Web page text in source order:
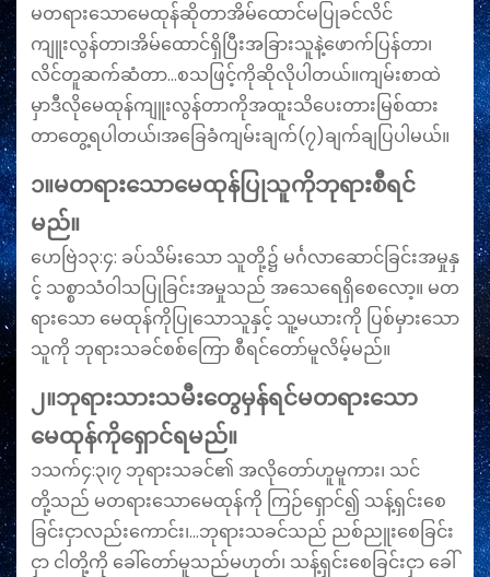
မတရားသောမေထုန်ဆိုတာအိမ်ထောင်မပြုခင်လိင်
ကျူးလွန်တာ၊အိမ်‌ထောင်ရှိပြီးအခြားသူနဲ့ဖောက်ပြန်တာ၊
လိင်တူဆက်ဆံတာ…စသဖြင့်ကိုဆိုလိုပါတယ်။ကျမ်းစာထဲ
မှာဒီလိုမေထုန်ကျူးလွန်တာကိုအထူးသိပေးတားမြစ်ထား
တာတွေ့ရပါတယ်၊အခြေခံကျမ်းချက်(၇)ချက်ချပြပါမယ်။
၁။မတရားသောမေထုန်ပြုသူကိုဘုရားစီရင်
မည်။
ဟေဗြဲ၁၃:၄: ခပ်​သိမ်း​သော သူ​တို့၌ မင်္ဂ​လာ​ဆောင်​ခြင်း​အ​မှု​နှ
င့် သ​စ္စာ​သံ​ဝါ​သ​ပြု​ခြင်း​အ​မှု​သည် အ​သေ​ရေရှိ​စေ​လော့။ မ​တ​
ရား​သော မေ​ထုန်​ကို​ပြု​သော​သူ​နှင့် သူ့​မ​ယား​ကို ပြစ်​မှား​သော​
သူ​ကို ဘု​ရား​သ​ခင်​စစ်​ကြော စီ​ရင်​တော်​မူ​လိမ့်​မည်။
၂။ဘုရားသားသမီးတွေမှန်ရင်မတရား‌သော
မေထုန်ကိုရှောင်ရမည်။
၁သက်၄:၃၊၇ ဘုရားသခင်၏ အလိုတော်ဟူမူကား၊ သင်
တို့သည် မတရားသောမေထုန်ကို ကြဉ်ရှောင်၍ သန့်ရှင်းစေ
ခြင်းငှာလည်းကောင်း၊…ဘုရားသခင်သည် ညစ်ညူးစေခြင်း
ငှာ ငါတို့ကို ခေါ်တော်မူသည်မဟုတ်၊ သန့်ရှင်းစေခြင်းငှာ ခေါ်